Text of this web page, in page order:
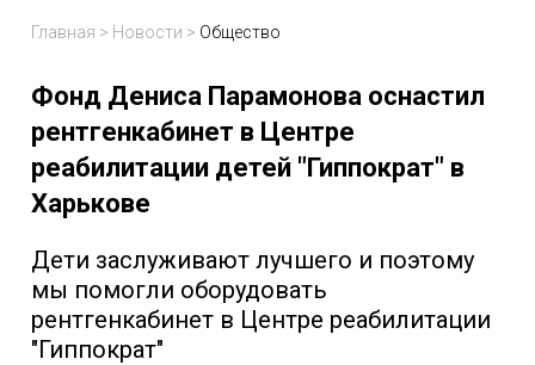
Главная > Новости > Общество
Фонд Дениса Парамонова оснастил
рентгенкабинет в Центре
реабилитации детей "Гиппократ" в
Харькове
Дети заслуживают лучшего и поэтому
мы помогли оборудовать
рентгенкабинет в Центре реабилитации
"Гиппократ"